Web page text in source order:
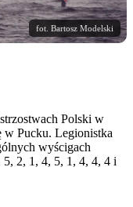
fot. Bartosz Modelski
Polski w
w Pucku. Legionistka
wyścigach
5, 2, 1, 4, 5, 1, 4, 4, 4 i